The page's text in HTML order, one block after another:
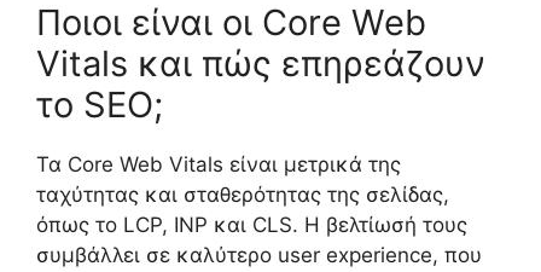
Ποιοι είναι οι Core Web
Vitals και πώς επηρεάζουν
το SEO;
Τα Core Web Vitals είναι μετρικά της
ταχύτητας και σταθερότητας της σελίδας,
όπως το LCP, INP και CLS. Η βελτίωσή τους
συμβάλλει σε καλύτερο user experience, που